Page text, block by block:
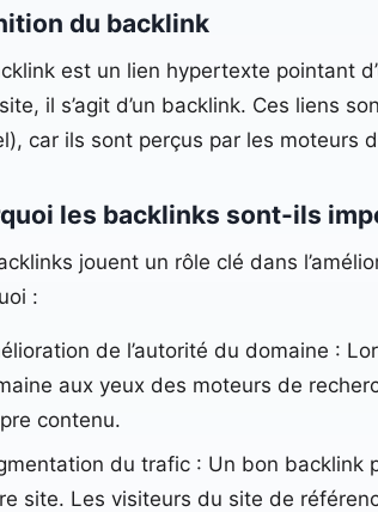
du backlink
est un lien hypertexte pointant
il s’agit d’un backlink. Ces liens
car ils sont perçus par les moteurs
les backlinks sont-ils
jouent un rôle clé dans
:
de l’autorité du domaine :
aux yeux des moteurs de
contenu.
du trafic : Un bon backlink
site. Les visiteurs du site de